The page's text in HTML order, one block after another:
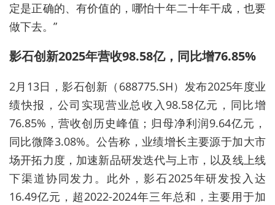
定是正确的、有价值的，哪怕十年二十年干成，也要
做下去。”
影石创新2025年营收98.58亿，同比增76.85%
2月13日，影石创新（688775.SH）发布2025年度业
绩快报，公司实现营业总收入98.58亿元，同比增
76.85%，营收创历史峰值；归母净利润9.64亿元，
同比微降3.08%。公告称，业绩增长主要源于加大市
场开拓力度，加速新品研发迭代与上市，以及线上线
下渠道协同发力。此外，影石2025年研发投入达
16.49亿元，超2022-2024年三年总和，主要用于加